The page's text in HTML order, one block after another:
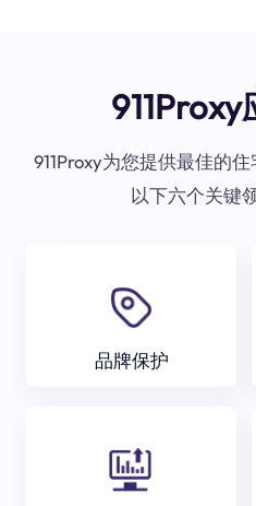
911Proxy为您提供最佳的
以下六个关键
品牌保护